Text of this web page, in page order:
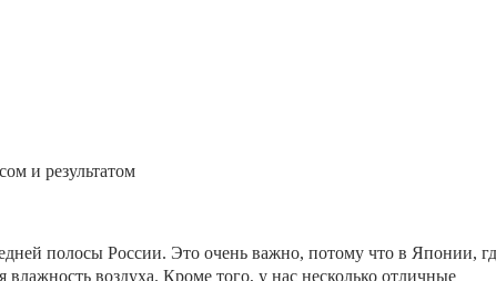
и результатом
полосы России. Это очень важно, потому что в Японии,
воздуха. Кроме того, у нас несколько отличные